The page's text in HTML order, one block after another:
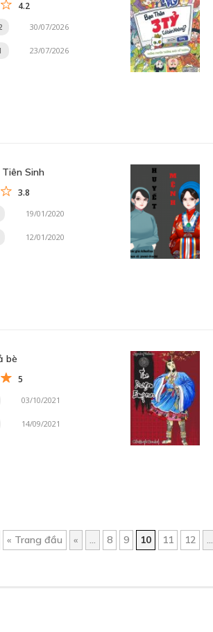
4.2
30/07/2026
23/07/2026
Sinh
3.8
19/01/2020
12/01/2020
bè
5
03/10/2021
14/09/2021
« Trang đầu « 8 9 10 11 12